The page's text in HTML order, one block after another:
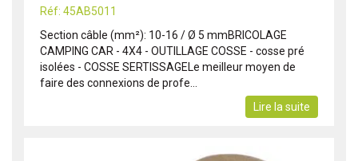
Réf: 45AB5011
Section câble (mm²): 10-16 / Ø 5 mmBRICOLAGE
CAMPING CAR - 4X4 - OUTILLAGE COSSE - cosse pré
isolées - COSSE SERTISSAGELe meilleur moyen de
faire des connexions de profe...
Lire la suite